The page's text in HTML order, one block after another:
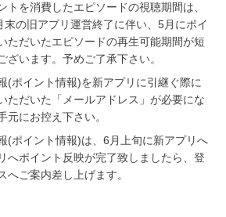
トを消費したエピソードの視聴期間は、
の旧アプリ運営終了に伴い、5月にポイ
ただいたエピソードの再生可能期間が短
ざいます。予めご了承下さい。
(ポイント情報)を新アプリに引継ぐ際に
ただいた「メールアドレス」が必要にな
元にお控え下さい。
(ポイント情報)は、6月上旬に新アプリへ
へポイント反映が完了致しましたら、登
へご案内差し上げます。